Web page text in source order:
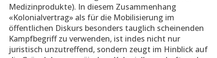
Medizinprodukte). In diesem Zusammenhang
«Kolonialvertrag» als für die Mobilisierung im
öffentlichen Diskurs besonders tauglich scheinenden
Kampfbegriff zu verwenden, ist indes nicht nur
juristisch unzutreffend, sondern zeugt im Hinblick auf